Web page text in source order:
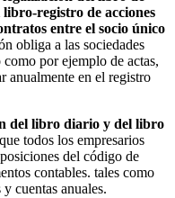
registro de acciones
entre el socio único
obliga a las sociedades
por ejemplo de actas,
anualmente en el registro
del libro diario y del libro
todos los empresarios
del código de
contables. tales como
cuentas anuales.